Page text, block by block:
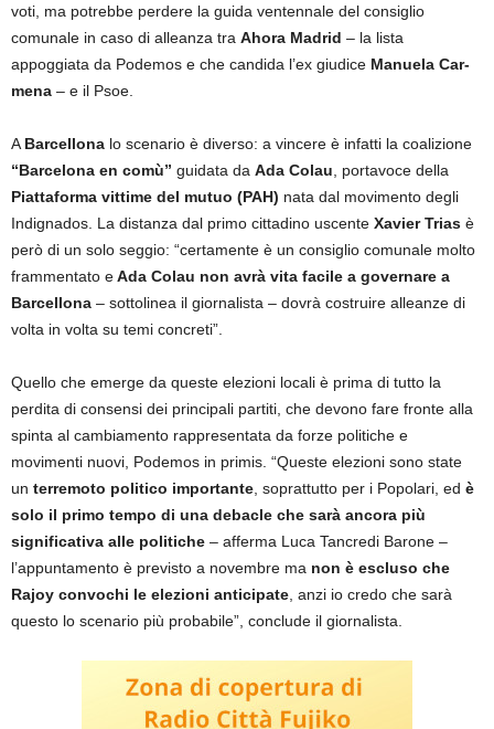
voti, ma potrebbe perdere la guida ventennale del consiglio
comunale in caso di alleanza tra Ahora Madrid – la lista
appoggiata da Podemos e che candida l’ex giudice Manuela Car­
mena – e il Psoe.
A Barcellona lo scenario è diverso: a vincere è infatti la coalizione
“Barcelona en comù” guidata da Ada Colau , portavoce della
Piattaforma vittime del mutuo (PAH) nata dal movimento degli
Indignados. La distanza dal primo cittadino uscente Xavier Trias è
però di un solo seggio: “certamente è un consiglio comunale molto
frammentato eAda Colau non avrà vita facile a governare a
Barcellona – sottolinea il giornalista – dovrà costruire alleanze di
volta in volta su temi concreti”.
Quello che emerge da queste elezioni locali è prima di tutto la
perdita di consensi dei principali partiti, che devono fare fronte alla
spinta al cambiamento rappresentata da forze politiche e
movimenti nuovi, Podemos in primis. “Queste elezioni sono state
un terremoto politico importante , soprattutto per i Popolari, ed è
solo il primo tempo di una debacle che sarà ancora più
significativa alle politiche – afferma Luca Tancredi Barone –
l’appuntamento è previsto a novembre ma non è escluso che
Rajoy convochi le elezioni anticipate , anzi io credo che sarà
questo lo scenario più probabile”, conclude il giornalista.